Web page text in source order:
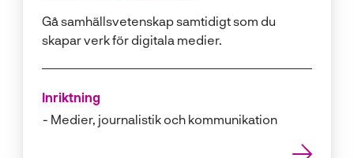
Gå samhällsvetenskap samtidigt som du
skapar verk för digitala medier.
Inriktning
Medier, journalistik och kommunikation